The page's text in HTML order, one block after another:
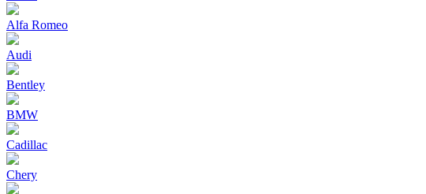
Alfa Romeo
Audi
Bentley
BMW
Cadillac
Chery